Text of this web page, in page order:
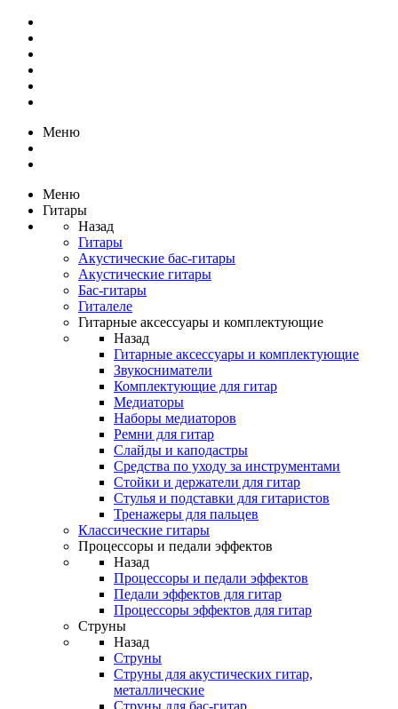
Меню
Меню
Гитары
Назад
Гитары
Акустические бас-гитары
Акустические гитары
Бас-гитары
Гиталеле
Гитарные аксессуары и комплектующие
Назад
Гитарные аксессуары и комплектующие
Звукосниматели
Комплектующие для гитар
Медиаторы
Наборы медиаторов
Ремни для гитар
Слайды и каподастры
Средства по уходу за инструментами
Стойки и держатели для гитар
Стулья и подставки для гитаристов
Тренажеры для пальцев
Классические гитары
Процессоры и педали эффектов
Назад
Процессоры и педали эффектов
Педали эффектов для гитар
Процессоры эффектов для гитар
Струны
Назад
Струны
Струны для акустических гитар,
металлические
Струны для бас-гитар